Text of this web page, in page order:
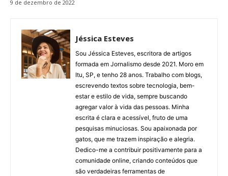
9 de dezembro de 2022
Jéssica Esteves
Sou Jéssica Esteves, escritora de artigos
formada em Jornalismo desde 2021. Moro em
Itu, SP, e tenho 28 anos. Trabalho com blogs,
escrevendo textos sobre tecnologia, bem-
estar e estilo de vida, sempre buscando
agregar valor à vida das pessoas. Minha
escrita é clara e acessível, fruto de uma
pesquisas minuciosas. Sou apaixonada por
gatos, que me trazem inspiração e alegria.
Dedico-me a contribuir positivamente para a
comunidade online, criando conteúdos que
são verdadeiras ferramentas de